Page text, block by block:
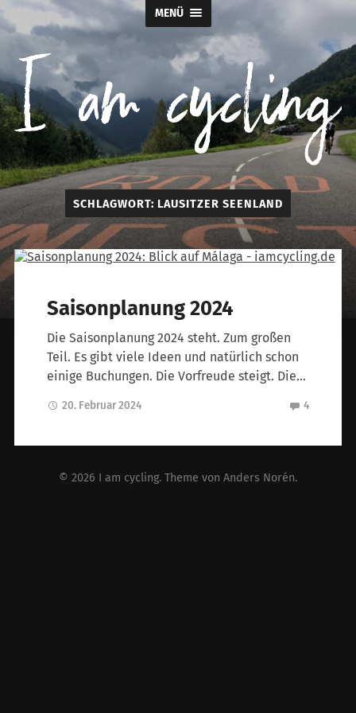
MENÜ
I
am
cycling
SCHLAGWORT: LAUSITZER SEENLAND
Saisonplanung 2024
Die Saisonplanung 2024 steht. Zum großen
Teil. Es gibt viele Ideen und natürlich schon
einige Buchungen. Die Vorfreude steigt. Die…
20. Februar 2024 4
© 2026 I am cycling. Theme von Anders Norén.